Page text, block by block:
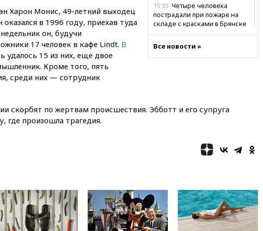
15:35 Четыре человека
пострадали при пожаре на
складе с красками в Брянске
возобновит ежедневные
рейсы в Абу-Даби
14:39 Экс-издатель Popcorn
Минпромторг не
намерен сокращать перечень
14:14
Роспотребнадзор
одобрил открытие сезона на
105 пляжах в Анапе
14:09
Глава Тувы включил
Все новости »
Харон Монис, 49-летний выходец
в 1996 году, приехав туда
он, будучи
17 человек в кафе Lindt. В
удалось 15 из них, еще двое
Кроме того, пять
среди них — сотрудник
скорбят по жертвам происшествия. Эбботт и его супруга
где произошла трагедия.